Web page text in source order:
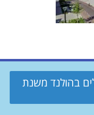
בהולנד משנת